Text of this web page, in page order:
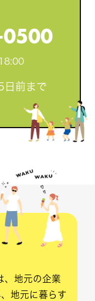
日前まで
地元の企業
地元に暮らす